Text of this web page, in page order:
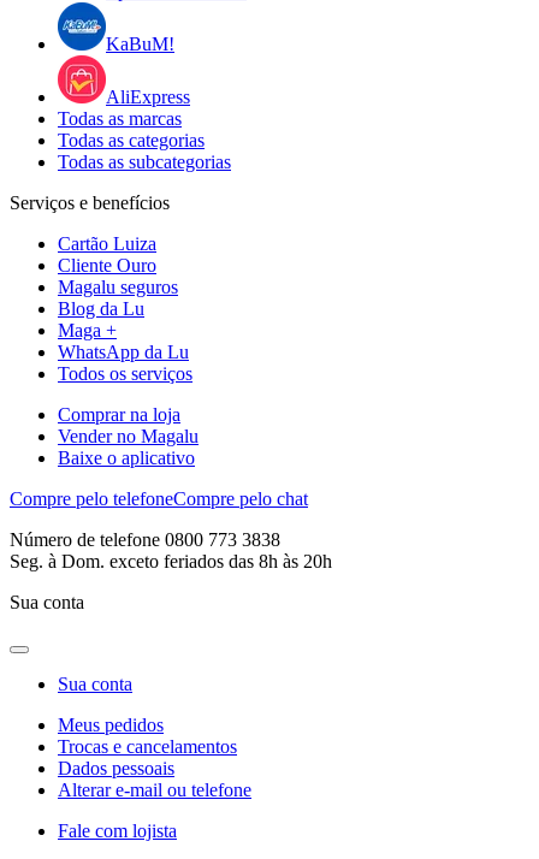
KaBuM!
AliExpress
Todas as marcas
Todas as categorias
Todas as subcategorias
Serviços e benefícios
Cartão Luiza
Cliente Ouro
Magalu seguros
Blog da Lu
Maga +
WhatsApp da Lu
Todos os serviços
Comprar na loja
Vender no Magalu
Baixe o aplicativo
Compre pelo telefoneCompre pelo chat
Número de telefone 0800 773 3838
Seg. à Dom. exceto feriados das 8h às 20h
Sua conta
Sua conta
Meus pedidos
Trocas e cancelamentos
Dados pessoais
Alterar e-mail ou telefone
Fale com lojista